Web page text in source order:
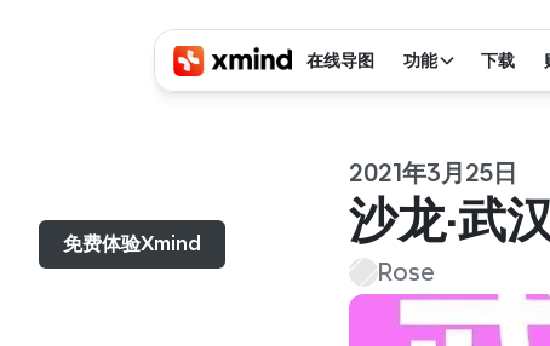
免费体验Xmind
2021年3月25日
沙龙·武
Rose
在线导图 功能 下载